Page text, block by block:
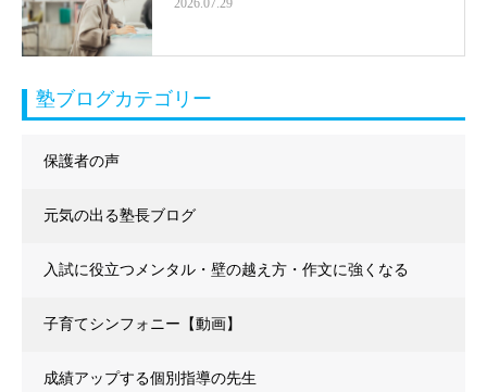
塾ブログカテゴリー
保護者の声
元気の出る塾長ブログ
入試に役立つメンタル・壁の越え方・作文に強くなる
子育てシンフォニー【動画】
成績アップする個別指導の先生